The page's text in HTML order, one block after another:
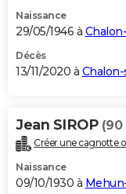
Naissance
29/05/1946 à
Décès
13/11/2020 à
Jean SIROP (90
Créer une cagnotte
Naissance
09/10/1930 à